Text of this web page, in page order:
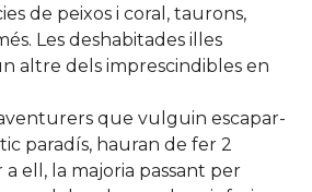
de peixos i coral, taurons,
Les deshabitades illes
altre dels imprescindibles en
que vulguin escapar-
paradís, hauran de fer 2
ell, la majoria passant per